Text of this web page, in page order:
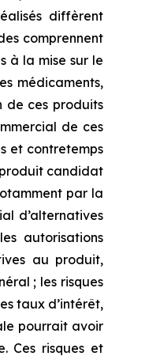
diffèrent
comprennent
à la mise sur le
médicaments,
de ces produits
de ces
et contretemps
candidat
par la
d’alternatives
autorisations
au produit,
; les risques
taux d’intérêt,
pourrait avoir
Ces risques et